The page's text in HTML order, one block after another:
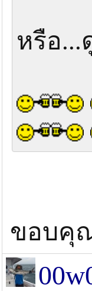
หรือ...
ขอบคุ